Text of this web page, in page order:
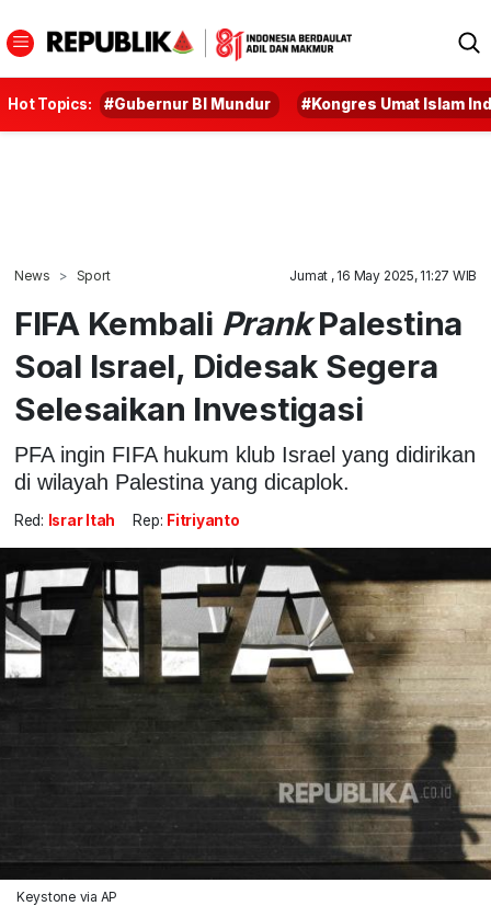
Hot Topics: #Gubernur BI Mundur #Kongres Umat Islam
News Sport Jumat , 16 May 2025, 11:27 WIB
FIFA Kembali PrankPalestina
Soal Israel, Didesak Segera
Selesaikan Investigasi
PFA ingin FIFA hukum klub Israel yang didirikan
di wilayah Palestina yang dicaplok.
Red: Israr Itah Rep: Fitriyanto
Keystone via AP